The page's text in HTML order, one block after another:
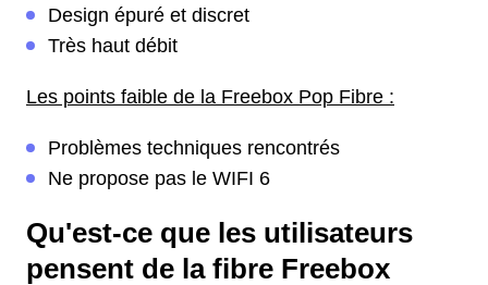
Design épuré et discret
Très haut débit
Les points faible de la Freebox Pop Fibre :
Problèmes techniques rencontrés
Ne propose pas le WIFI 6
Qu'est-ce que les utilisateurs
pensent de la fibre Freebox